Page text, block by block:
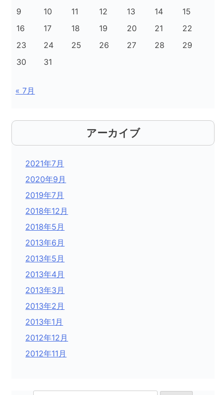
9
10 11 12 13 14
15
16
17 18 19 20 21
22
23
24 25 26 27 28
29
30
31
« 7月
アーカイブ
2021年7月
2020年9月
2019年7月
2018年12月
2018年5月
2013年6月
2013年5月
2013年4月
2013年3月
2013年2月
2013年1月
2012年12月
2012年11月